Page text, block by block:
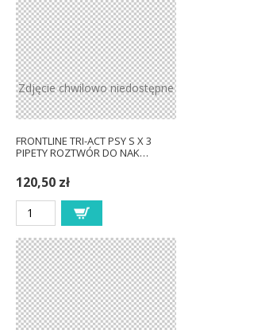
Zdjęcie chwilowo niedostępne
FRONTLINE TRI-ACT PSY S X 3
PIPETY ROZTWÓR DO NAK…
120,50 zł